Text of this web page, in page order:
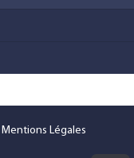
Mentions Légales